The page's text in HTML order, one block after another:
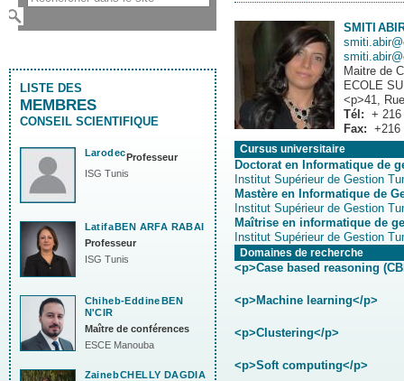
SMITI
Maitre de
ECOLE
<p>41,
Tél: + 216
Fax: +216
Cursus universitaire
Doctorat en Informatique de
Institut Supérieur de Gestion
Mastère en Informatique de
Institut Supérieur de Gestion
Maîtrise en informatique de
Institut Supérieur de Gestion
Domaines de recherche
<p>Case based reasoning
<p>Machine learning</p>
<p>Clustering</p>
<p>Soft computing</p>
LISTE DES
MEMBRES
CONSEIL SCIENTIFIQUE
LarodecProfesseur
ISG Tunis
LatifaBEN ARFA RABAI
Professeur
ISG Tunis
Chiheb-EddineBEN
N'CIR
Maître de conférences
ESCE Manouba
ZainebCHELLY DAGDIA